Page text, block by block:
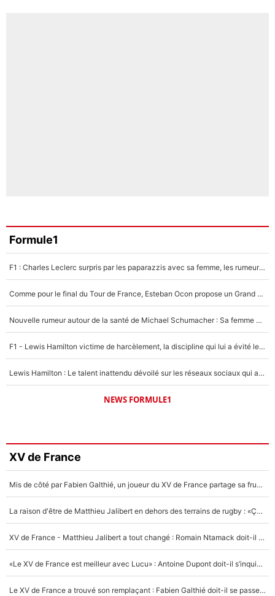
Formule1
F1 : Charles Leclerc surpris par les paparazzis avec sa femme, les rumeurs étaient vraies !
Comme pour le final du Tour de France, Esteban Ocon propose un Grand Prix de Formule 1 à Paris : «Autour de l’Arc de Triomphe, ce serait génial» !
Nouvelle rumeur autour de la santé de Michael Schumacher : Sa femme Corinna sort du silence
F1 - Lewis Hamilton victime de harcèlement, la discipline qui lui a évité le pire : «J'aurais probablement mal tourné»
Lewis Hamilton : Le talent inattendu dévoilé sur les réseaux sociaux qui a impressionné Kim Kardashian pendant leurs vacances en amoureux !
NEWS FORMULE1
XV de France
Mis de côté par Fabien Galthié, un joueur du XV de France partage sa frustration : «ils ne me l’ont pas dit tout de suite»
La raison d'être de Matthieu Jalibert en dehors des terrains de rugby : «Ça m'atteint autant que si tu touches à un membre de ma famille»
XV de France - Matthieu Jalibert a tout changé : Romain Ntamack doit-il s’inquiéter pour sa place à un an de la Coupe du monde ?
«Le XV de France est meilleur avec Lucu» : Antoine Dupont doit-il s’inquiéter pour sa place ?
Le XV de France a trouvé son remplaçant : Fabien Galthié doit-il se passer d'Antoine Dupont ?